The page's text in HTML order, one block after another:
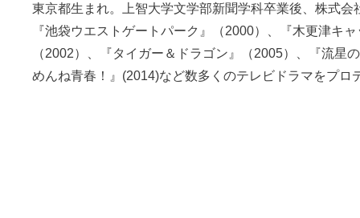
東京都生まれ。上智大学文学部新聞学科卒業後、株式会
『池袋ウエストゲートパーク』（2000）、『木更津キ
（2002）、『タイガー＆ドラゴン』（2005）、『流星
めんね青春！』(2014)など数多くのテレビドラマをプロ